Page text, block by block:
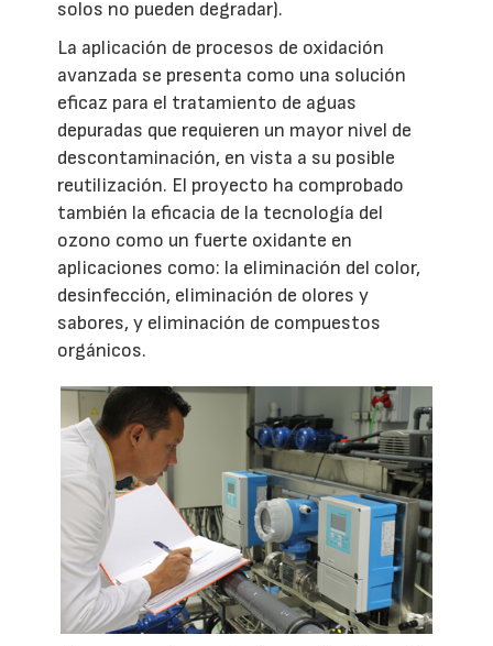
solos no pueden degradar).
La aplicación de procesos de oxidación
avanzada se presenta como una solución
eficaz para el tratamiento de aguas
depuradas que requieren un mayor nivel de
descontaminación, en vista a su posible
reutilización. El proyecto ha comprobado
también la eficacia de la tecnología del
ozono como un fuerte oxidante en
aplicaciones como: la eliminación del color,
desinfección, eliminación de olores y
sabores, y eliminación de compuestos
orgánicos.